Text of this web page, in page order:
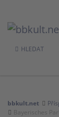
HLEDAT
bbkult.net
Bayerisches